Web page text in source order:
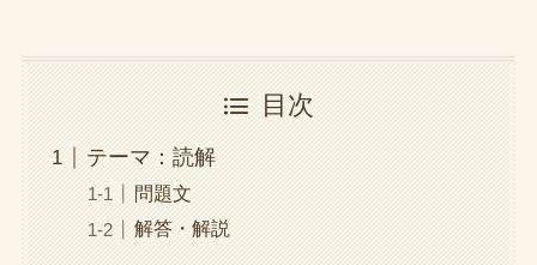
目次
テーマ：読解
問題文
解答・解説